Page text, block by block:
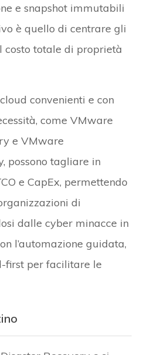
e snapshot immutabili
è quello di centrare gli
totale di proprietà
convenienti e con
come VMware
e VMware
possono tagliare in
e CapEx, permettendo
di
dalle cyber minacce in
l’automazione guidata,
first per facilitare le